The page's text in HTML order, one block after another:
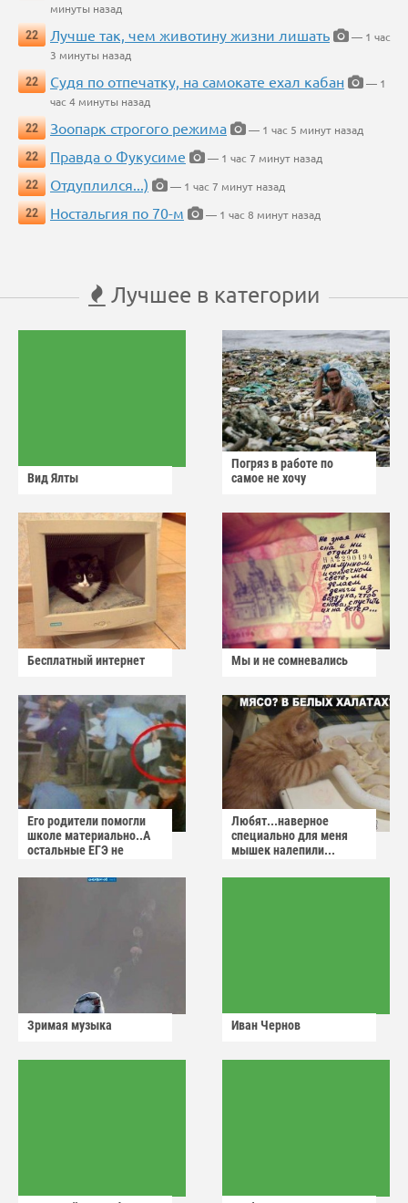
минуты назад
22
Лучше так, чем животину жизни лишать
— 1 час
3 минуты назад
22
Судя по отпечатку, на самокате ехал кабан
— 1
час 4 минуты назад
22
Зоопарк строгого режима
— 1 час 5 минут назад
22
Правда о Фукусиме
— 1 час 7 минут назад
22
Отдуплился...)
— 1 час 7 минут назад
22
Ностальгия по 70-м — 1 час 8 минут назад
Лучшее в категории
Вид Ялты
Погряз в работе по
самое не хочу
Бесплатный интернет Мы и не сомневались
Его родители помогли
школе материально..А
остальные ЕГЭ не
Любят...наверное
специально для меня
мышек налепили...
Зримая музыка Иван Чернов